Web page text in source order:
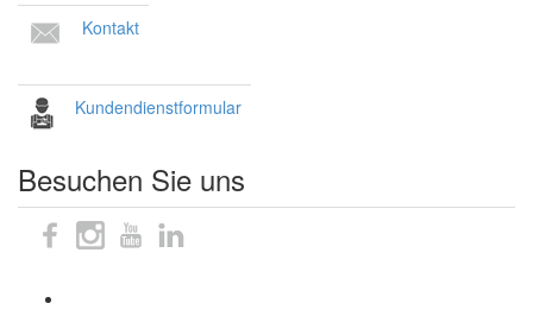
Kontakt
Kundendienstformular
Besuchen Sie uns